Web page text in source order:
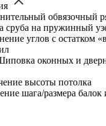
обвязочный
сруба на пружинный
углов с остатком
оконных и
высоты потолка
шага/размера балок